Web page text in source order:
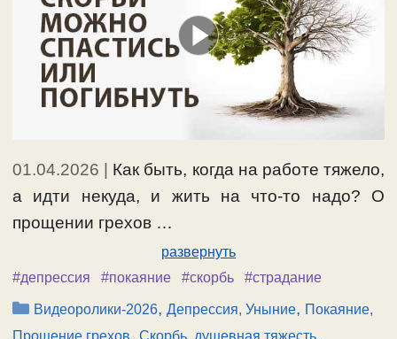
01.04.2026 | Как быть, когда на работе тяжело,
а идти некуда, и жить на что-то надо? О
прощении грехов …
развернуть
#депрессия
#покаяние #скорбь #страдание
Рубрики
Видеоролики-2026,Депрессия, Уныние, Покаяние,
Прощение грехов, Скорбь, душевная тяжесть,